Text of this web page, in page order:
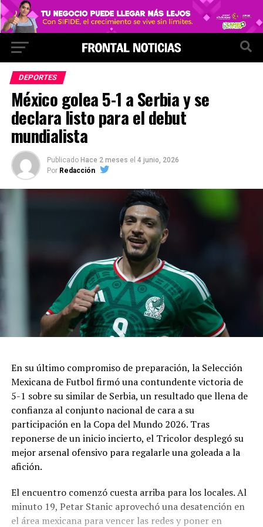
DEPORTES
México golea 5-1 a Serbia y se
declara listo para el debut
mundialista
Publicado Hace 2 meses el 4 junio, 2026
Por Redacción
En su último compromiso de preparación, la Selección
Mexicana de Futbol firmó una contundente victoria de
5-1 sobre su similar de Serbia, un resultado que llena de
confianza al conjunto nacional de cara a su
participación en la Copa del Mundo 2026. Tras
reponerse de un inicio incierto, el Tricolor desplegó su
mejor arsenal ofensivo para regalarle una goleada a la
afición.
El encuentro comenzó cuesta arriba para los locales. Al
minuto 19, Petar Stanic aprovechó una desatención en
el área mexicana para vencer las redes y poner en